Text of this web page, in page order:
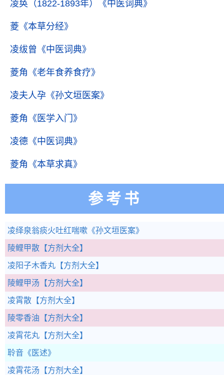
凌奂（1822-1893年） 《中医词典》
菱 《本草分经》
凌绂曾 《中医词典》
菱角 《老年食养食疗》
凌夫人孕 《孙文垣医案》
菱角 《医学入门》
凌德 《中医词典》
菱角 《本草求真》
参考书
凌绎泉翁痰火吐红喘嗽 《孙文垣医案》
陵鲤甲散 【方剂大全】
凌阳子木香丸 【方剂大全】
陵鲤甲汤 【方剂大全】
凌霄散 【方剂大全】
陵零香油 【方剂大全】
凌霄花丸 【方剂大全】
聆音 《医述》
凌霄花汤 【方剂大全】